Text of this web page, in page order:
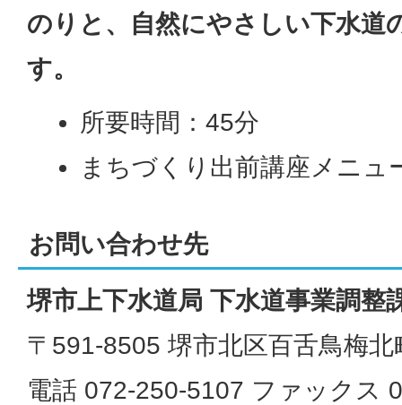
のりと、自然にやさしい下水道
す。
所要時間：45分
まちづくり出前講座メニュ
お問い合わせ先
堺市上下水道局 下水道事業調整
〒591-8505 堺市北区百舌鳥梅
電話 072-250-5107 ファックス